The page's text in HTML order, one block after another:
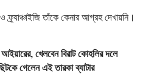
তাঁকে কেনার আগ্রহ দেখায়নি।
খেলবেন বিরাট কোহলির দলে
গেলেন এই তারকা ব্যাটার